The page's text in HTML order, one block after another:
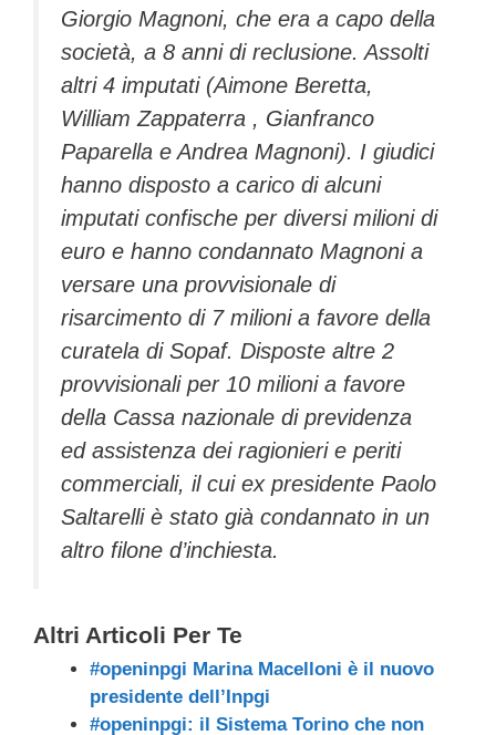
Giorgio Magnoni, che era a capo della
società, a 8 anni di reclusione. Assolti
altri 4 imputati (Aimone Beretta,
William Zappaterra , Gianfranco
Paparella e Andrea Magnoni). I giudici
hanno disposto a carico di alcuni
imputati confische per diversi milioni di
euro e hanno condannato Magnoni a
versare una provvisionale di
risarcimento di 7 milioni a favore della
curatela di Sopaf. Disposte altre 2
provvisionali per 10 milioni a favore
della Cassa nazionale di previdenza
ed assistenza dei ragionieri e periti
commerciali, il cui ex presidente Paolo
Saltarelli è stato già condannato in un
altro filone d’inchiesta.
Altri Articoli Per Te
#openinpgi Marina Macelloni è il nuovo
presidente dell’Inpgi
#openinpgi: il Sistema Torino che non